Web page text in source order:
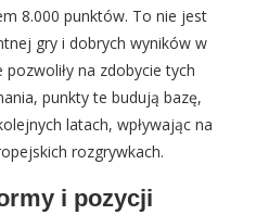
8.000 punktów. To nie jest
gry i dobrych wyników w
na zdobycie tych
punkty te budują bazę,
latach, wpływając na
rozgrywkach.
i pozycji